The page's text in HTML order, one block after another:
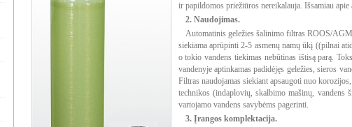
ir papildomos priežiūros nereikalauja. Išsamiau
2. Naudojimas.
Automatinis geležies šalinimo filtras ROOS/
siekiama aprūpinti 2-5 asmenų namų ūkį ((pilnai
o tokio vandens tiekimas nebūtinas ištisą parą.
vandenyje aptinkamas padidėjęs geležies, sieros
Filtras naudojamas siekiant apsaugoti nuo
technikos (indaplovių, skalbimo mašinų,
vartojamo vandens savybėms pagerinti.
3. Įrangos komplektacija.